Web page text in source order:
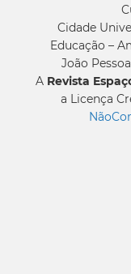
Cidade
Educação –
João
A Revista
a Licença